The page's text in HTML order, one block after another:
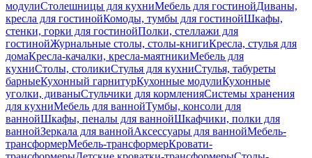
модулиСтолешницы для кухниМебель для гостинойДиваны,
кресла для гостинойКомоды, тумбы для гостинойШкафы,
стенки, горки для гостинойПолки, стеллажи для
гостинойЖурнальные столы, столы-книгиКресла, стулья для
домаКресла-качалки, кресла-маятникиМебель для
кухниСтолы, столикиСтулья для кухниСтулья, табуреты
барныеКухонный гарнитурКухонные модулиКухонные
уголки, диваныСтульчики для кормленияСистемы хранения
для кухниМебель для ваннойТумбы, консоли для
ваннойШкафы, пеналы для ваннойШкафчики, полки для
ваннойЗеркала для ваннойАксессуары для ваннойМебель-
трансформерМебель-трансформерКровати-